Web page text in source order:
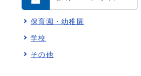
保育園・幼稚園
学校
その他